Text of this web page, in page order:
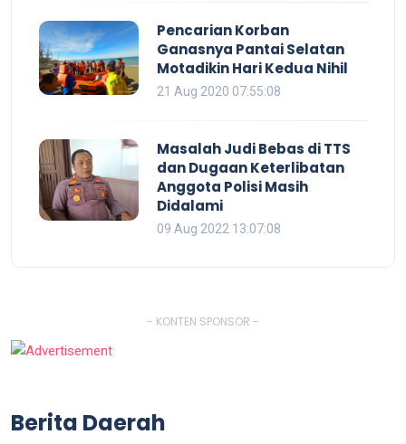
Pencarian Korban
Ganasnya Pantai Selatan
Motadikin Hari Kedua Nihil
21 Aug 2020 07:55:08
Masalah Judi Bebas di TTS
dan Dugaan Keterlibatan
Anggota Polisi Masih
Didalami
09 Aug 2022 13:07:08
- KONTEN SPONSOR -
Berita Daerah